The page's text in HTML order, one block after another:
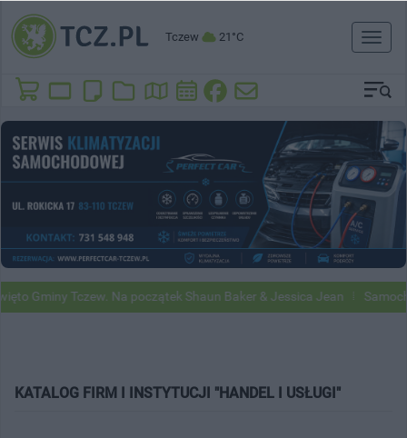
Tczew 21°C
Toggle
Tczew. Na początek Shaun Baker & Jessica Jean Samochody
KATALOG FIRM I INSTYTUCJI "HANDEL I USŁUGI"